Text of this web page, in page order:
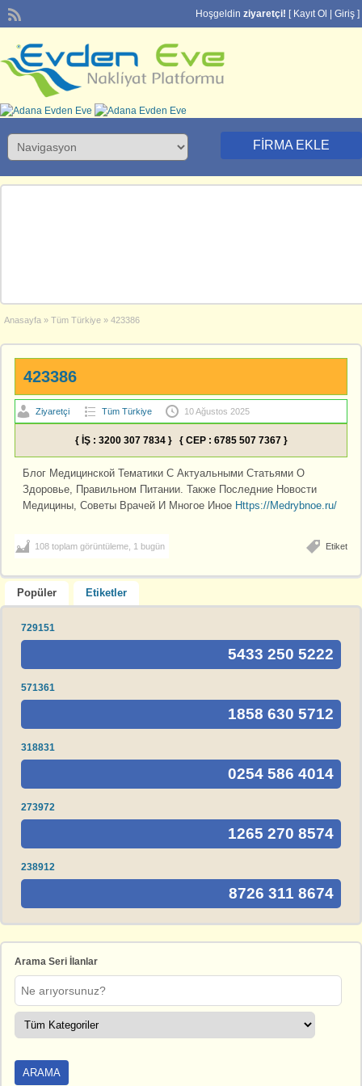
Hoşgeldin ziyaretçi! [ Kayıt Ol Giriş ]
FIRMA EKLE
Anasayfa » Tüm Türkiye » 423386
423386
Ziyaretçi Tüm Türkiye 10 Ağustos 2025
{ İŞ : 3200 307 7834 } { CEP : 6785 507 7367 }
Блог Медицинской Тематики С Актуальными Статьями О
Здоровье, Правильном Питании. Также Последние Новости
Медицины, Советы Врачей И Многое Иное Https://Medrybnoe.ru/
Etiket
108 toplam görüntüleme, 1 bugün
Popüler Etiketler
729151
5433 250 5222
571361
1858 630 5712
318831
0254 586 4014
273972
1265 270 8574
238912
8726 311 8674
Arama Seri İlanlar